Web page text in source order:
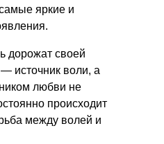
яркие и
дорожат своей
источник воли, а
любви не
происходит
между волей и